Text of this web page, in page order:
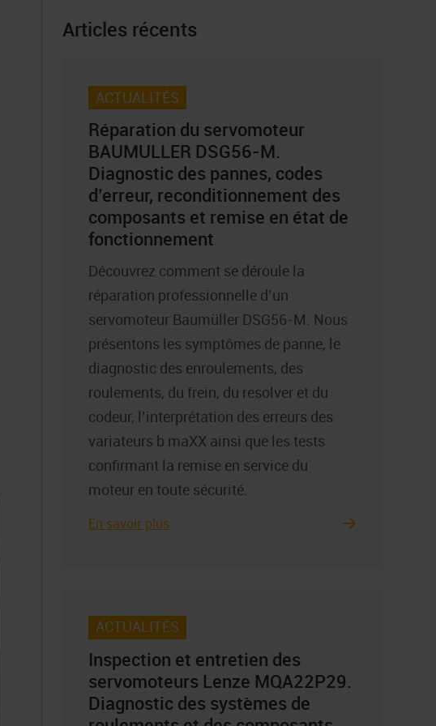
Articles récents
ACTUALITÉS
Réparation du servomoteur
BAUMULLER DSG56-M.
Diagnostic des pannes, codes
d’erreur, reconditionnement des
composants et remise en état de
fonctionnement
Découvrez comment se déroule la
réparation professionnelle d’un
servomoteur Baumüller DSG56-M. Nous
présentons les symptômes de panne, le
diagnostic des enroulements, des
roulements, du frein, du resolver et du
codeur, l’interprétation des erreurs des
variateurs b maXX ainsi que les tests
confirmant la remise en service du
moteur en toute sécurité.
En savoir plus
ACTUALITÉS
Inspection et entretien des
servomoteurs Lenze MQA22P29.
Diagnostic des systèmes de